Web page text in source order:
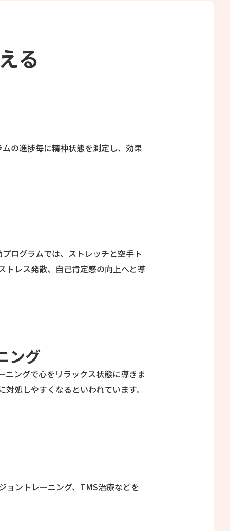
る
の進捗毎に精神状態を測定し、効果
ログラムでは、ストレッチと空手ト
トレス発散、自己肯定感の向上へと導
ング
ニングで心をリラックス状態に導きま
処しやすくなるといわれています。
ョントレーニング、TMS治療などを